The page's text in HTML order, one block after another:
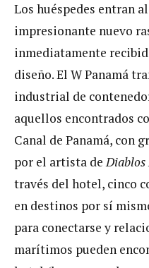
Los huéspedes entran
impresionante nuevo
inmediatamente
diseño. El W Panamá
industrial de
aquellos encontrados
Canal de Panamá, con
por el artista deDiablos
través del hotel, cinco
en destinos por sí
para conectarse y
marítimos pueden